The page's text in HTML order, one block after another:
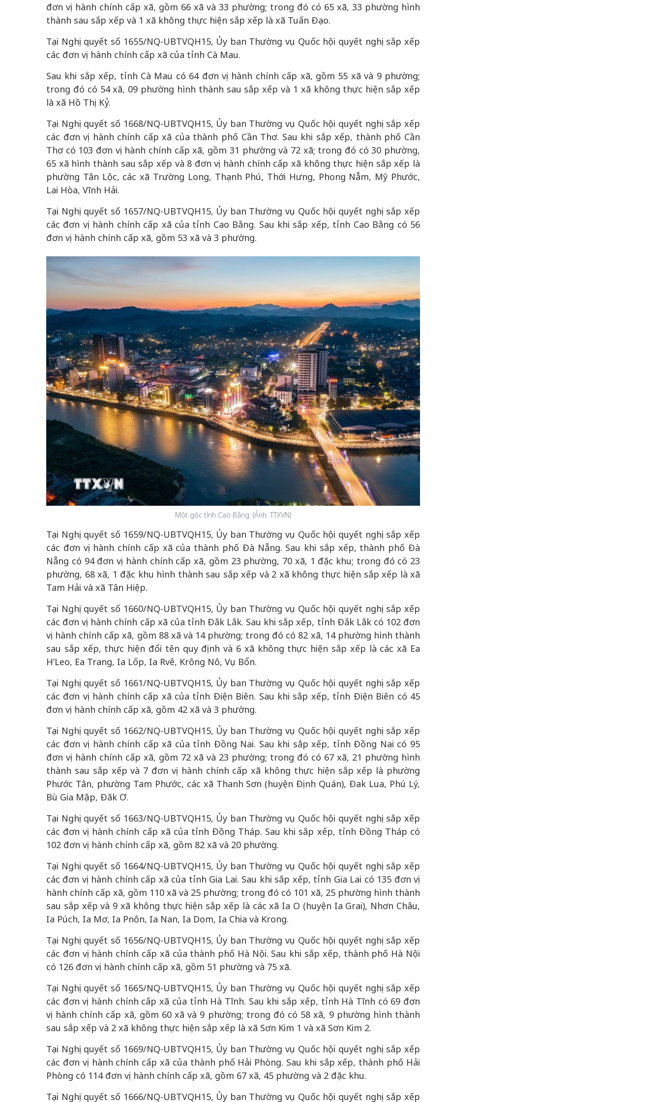
đơn vị hành chính cấp xã, gồm 66 xã và 33 phường; trong đó có 65 xã, 33 phường hình
thành sau sắp xếp và 1 xã không thực hiện sắp xếp là xã Tuấn Đạo.
Tại Nghị quyết số 1655/NQ-UBTVQH15, Ủy ban Thường vụ Quốc hội quyết nghị sắp xếp
các đơn vị hành chính cấp xã của tỉnh Cà Mau.
Sau khi sắp xếp, tỉnh Cà Mau có 64 đơn vị hành chính cấp xã, gồm 55 xã và 9 phường;
trong đó có 54 xã, 09 phường hình thành sau sắp xếp và 1 xã không thực hiện sắp xếp
là xã Hồ Thị Kỷ.
Tại Nghị quyết số 1668/NQ-UBTVQH15, Ủy ban Thường vụ Quốc hội quyết nghị sắp xếp
các đơn vị hành chính cấp xã của thành phố Cần Thơ. Sau khi sắp xếp, thành phố Cần
Thơ có 103 đơn vị hành chính cấp xã, gồm 31 phường và 72 xã; trong đó có 30 phường,
65 xã hình thành sau sắp xếp và 8 đơn vị hành chính cấp xã không thực hiện sắp xếp là
phường Tân Lộc, các xã Trường Long, Thạnh Phú, Thới Hưng, Phong Nẫm, Mỹ Phước,
Lai Hòa, Vĩnh Hải.
Tại Nghị quyết số 1657/NQ-UBTVQH15, Ủy ban Thường vụ Quốc hội quyết nghị sắp xếp
các đơn vị hành chính cấp xã của tỉnh Cao Bằng. Sau khi sắp xếp, tỉnh Cao Bằng có 56
đơn vị hành chính cấp xã, gồm 53 xã và 3 phường.
Một góc tỉnh Cao Bằng. (Ảnh: TTXVN)
Tại Nghị quyết số 1659/NQ-UBTVQH15, Ủy ban Thường vụ Quốc hội quyết nghị sắp xếp
các đơn vị hành chính cấp xã của thành phố Đà Nẵng. Sau khi sắp xếp, thành phố Đà
Nẵng có 94 đơn vị hành chính cấp xã, gồm 23 phường, 70 xã, 1 đặc khu; trong đó có 23
phường, 68 xã, 1 đặc khu hình thành sau sắp xếp và 2 xã không thực hiện sắp xếp là xã
Tam Hải và xã Tân Hiệp.
Tại Nghị quyết số 1660/NQ-UBTVQH15, Ủy ban Thường vụ Quốc hội quyết nghị sắp xếp
các đơn vị hành chính cấp xã của tỉnh Đắk Lắk. Sau khi sắp xếp, tỉnh Đắk Lắk có 102 đơn
vị hành chính cấp xã, gồm 88 xã và 14 phường; trong đó có 82 xã, 14 phường hình thành
sau sắp xếp, thực hiện đổi tên quy định và 6 xã không thực hiện sắp xếp là các xã Ea
H’Leo, Ea Trang, Ia Lốp, Ia Rvê, Krông Nô, Vụ Bổn.
Tại Nghị quyết số 1661/NQ-UBTVQH15, Ủy ban Thường vụ Quốc hội quyết nghị sắp xếp
các đơn vị hành chính cấp xã của tỉnh Điện Biên. Sau khi sắp xếp, tỉnh Điện Biên có 45
đơn vị hành chính cấp xã, gồm 42 xã và 3 phường.
Tại Nghị quyết số 1662/NQ-UBTVQH15, Ủy ban Thường vụ Quốc hội quyết nghị sắp xếp
các đơn vị hành chính cấp xã của tỉnh Đồng Nai. Sau khi sắp xếp, tỉnh Đồng Nai có 95
đơn vị hành chính cấp xã, gồm 72 xã và 23 phường; trong đó có 67 xã, 21 phường hình
thành sau sắp xếp và 7 đơn vị hành chính cấp xã không thực hiện sắp xếp là phường
Phước Tân, phường Tam Phước, các xã Thanh Sơn (huyện Định Quán), Đak Lua, Phú Lý,
Bù Gia Mập, Đăk Ơ.
Tại Nghị quyết số 1663/NQ-UBTVQH15, Ủy ban Thường vụ Quốc hội quyết nghị sắp xếp
các đơn vị hành chính cấp xã của tỉnh Đồng Tháp. Sau khi sắp xếp, tỉnh Đồng Tháp có
102 đơn vị hành chính cấp xã, gồm 82 xã và 20 phường.
Tại Nghị quyết số 1664/NQ-UBTVQH15, Ủy ban Thường vụ Quốc hội quyết nghị sắp xếp
các đơn vị hành chính cấp xã của tỉnh Gia Lai. Sau khi sắp xếp, tỉnh Gia Lai có 135 đơn vị
hành chính cấp xã, gồm 110 xã và 25 phường; trong đó có 101 xã, 25 phường hình thành
sau sắp xếp và 9 xã không thực hiện sắp xếp là các xã Ia O (huyện Ia Grai), Nhơn Châu,
Ia Púch, Ia Mơ, Ia Pnôn, Ia Nan, Ia Dom, Ia Chia và Krong.
Tại Nghị quyết số 1656/NQ-UBTVQH15, Ủy ban Thường vụ Quốc hội quyết nghị sắp xếp
các đơn vị hành chính cấp xã của thành phố Hà Nội. Sau khi sắp xếp, thành phố Hà Nội
có 126 đơn vị hành chính cấp xã, gồm 51 phường và 75 xã.
Tại Nghị quyết số 1665/NQ-UBTVQH15, Ủy ban Thường vụ Quốc hội quyết nghị sắp xếp
các đơn vị hành chính cấp xã của tỉnh Hà Tĩnh. Sau khi sắp xếp, tỉnh Hà Tĩnh có 69 đơn
vị hành chính cấp xã, gồm 60 xã và 9 phường; trong đó có 58 xã, 9 phường hình thành
sau sắp xếp và 2 xã không thực hiện sắp xếp là xã Sơn Kim 1 và xã Sơn Kim 2.
Tại Nghị quyết số 1669/NQ-UBTVQH15, Ủy ban Thường vụ Quốc hội quyết nghị sắp xếp
các đơn vị hành chính cấp xã của thành phố Hải Phòng. Sau khi sắp xếp, thành phố Hải
Phòng có 114 đơn vị hành chính cấp xã, gồm 67 xã, 45 phường và 2 đặc khu.
Tại Nghị quyết số 1666/NQ-UBTVQH15, Ủy ban Thường vụ Quốc hội quyết nghị sắp xếp